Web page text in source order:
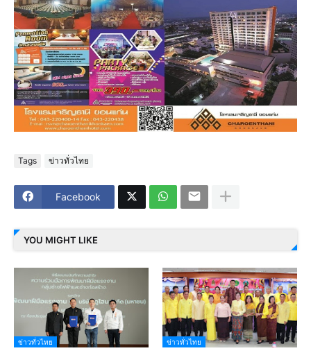
Tags ข่าวทั่วไทย
Facebook
YOU MIGHT LIKE
ข่าวทั่วไทย ข่าวทั่วไทย